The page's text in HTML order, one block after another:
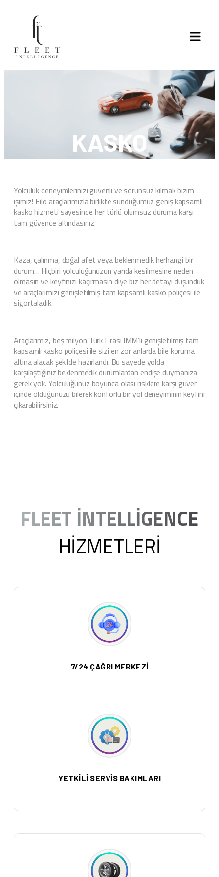
KASKO
Yolculuk deneyimlerinizi güvenli ve sorunsuz kılmak bizim
işimiz! Filo araçlarımızla birlikte sunduğumuz geniş kapsamlı
kasko hizmeti sayesinde her türlü olumsuz duruma karşı
tam güvence altındasınız.
Kaza, çalınma, doğal afet veya beklenmedik herhangi bir
durum… Hiçbiri yolculuğunuzun yarıda kesilmesine neden
olmasın ve keyfinizi kaçırmasın diye biz her detayı düşündük
ve araçlarımızı genişletilmiş tam kapsamlı kasko poliçesi ile
sigortaladık.
Araçlarımız, beş milyon Türk Lirası IMM’li genişletilmiş tam
kapsamlı kasko poliçesi ile sizi en zor anlarda bile koruma
altına alacak şekilde hazırlandı. Bu sayede yolda
karşılaştığınız beklenmedik durumlardan endişe duymanıza
gerek yok. Yolculuğunuz boyunca olası risklere karşı güven
içinde olduğunuzu bilerek konforlu bir yol deneyiminin keyfini
çıkarabilirsiniz.
FLEET İNTELLİGENCE
HİZMETLERİ
7/24 ÇAĞRI MERKEZİ
YETKİLİ SERVİS BAKIMLARI